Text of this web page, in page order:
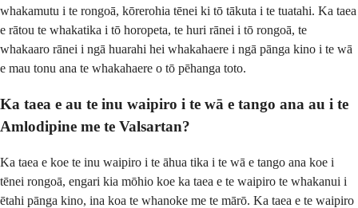
whakamutu i te rongoā, kōrerohia tēnei ki tō tākuta i te tuatahi. Ka taea
e rātou te whakatika i tō horopeta, te huri rānei i tō rongoā, te
whakaaro rānei i ngā huarahi hei whakahaere i ngā pānga kino i te wā
e mau tonu ana te whakahaere o tō pēhanga toto.
Ka taea e au te inu waipiro i te wā e tango ana au i te
Amlodipine me te Valsartan?
Ka taea e koe te inu waipiro i te āhua tika i te wā e tango ana koe i
tēnei rongoā, engari kia mōhio koe ka taea e te waipiro te whakanui i
ētahi pānga kino, ina koa te whanoke me te mārō. Ka taea e te waipiro